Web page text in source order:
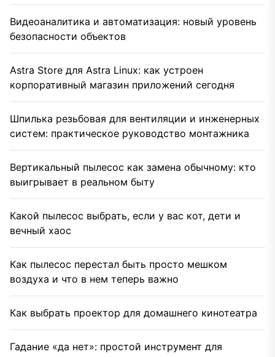
Видеоаналитика и автоматизация: новый уровень
безопасности объектов
Astra Store для Astra Linux: как устроен
корпоративный магазин приложений сегодня
Шпилька резьбовая для вентиляции и инженерных
систем: практическое руководство монтажника
Вертикальный пылесос как замена обычному: кто
выигрывает в реальном быту
Какой пылесос выбрать, если у вас кот, дети и
вечный хаос
Как пылесос перестал быть просто мешком
воздуха и что в нем теперь важно
Как выбрать проектор для домашнего кинотеатра
Гадание «да нет»: простой инструмент для